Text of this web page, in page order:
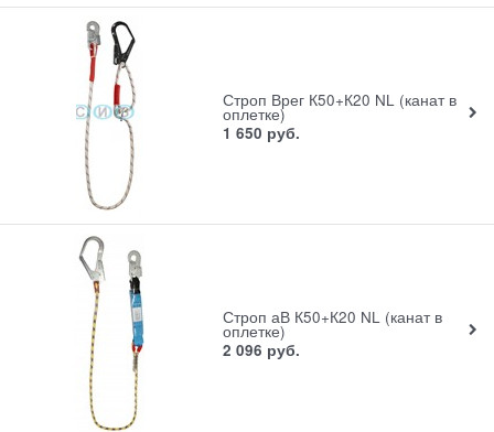
Строп Врег К50+К20 NL (канат в
оплетке)
1 650 руб.
Строп аВ К50+К20 NL (канат в
оплетке)
2 096 руб.